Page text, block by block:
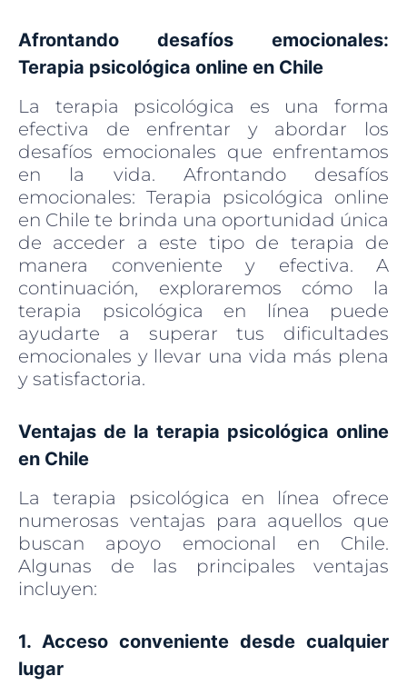
Afrontando desafíos emocionales:
Terapia psicológica online en Chile
La terapia psicológica es una forma
efectiva de enfrentar y abordar los
desafíos emocionales que enfrentamos
en la vida. Afrontando desafíos
emocionales: Terapia psicológica online
en Chile te brinda una oportunidad única
de acceder a este tipo de terapia de
manera conveniente y efectiva. A
continuación, exploraremos cómo la
terapia psicológica en línea puede
ayudarte a superar tus dificultades
emocionales y llevar una vida más plena
y satisfactoria.
Ventajas de la terapia psicológica online
en Chile
La terapia psicológica en línea ofrece
numerosas ventajas para aquellos que
buscan apoyo emocional en Chile.
Algunas de las principales ventajas
incluyen:
1. Acceso conveniente desde cualquier
lugar